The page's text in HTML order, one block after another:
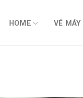
HOME VÉ MÁY